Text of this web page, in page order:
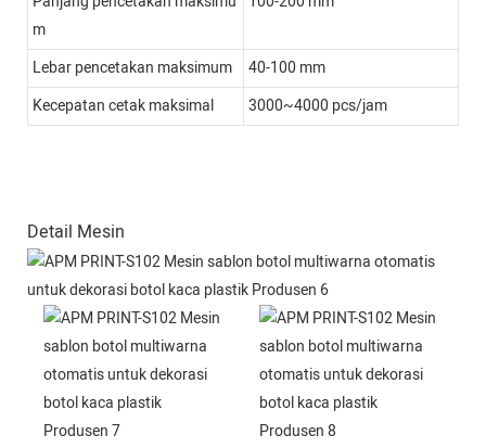
m
Lebar pencetakan maksimum
40-100 mm
Kecepatan cetak maksimal
3000~4000 pcs/jam
Detail Mesin